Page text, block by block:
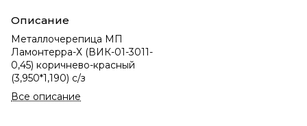
Описание
Металлочерепица МП
Ламонтерра-Х (ВИК-01-3011-
0,45) коричнево-красный
(3,950*1,190) с/з
Все описание